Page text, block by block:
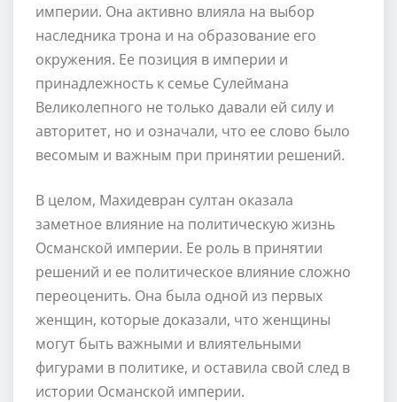
империи. Она активно влияла на выбор
наследника трона и на образование его
окружения. Ее позиция в империи и
принадлежность к семье Сулеймана
Великолепного не только давали ей силу и
авторитет, но и означали, что ее слово было
весомым и важным при принятии решений.
В целом, Махидевран султан оказала
заметное влияние на политическую жизнь
Османской империи. Ее роль в принятии
решений и ее политическое влияние сложно
переоценить. Она была одной из первых
женщин, которые доказали, что женщины
могут быть важными и влиятельными
фигурами в политике, и оставила свой след в
истории Османской империи.